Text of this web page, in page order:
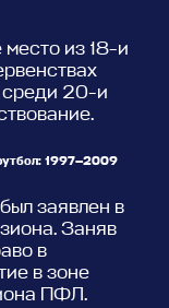
из 18-и
среди 20-и
1997—2009
заявлен в
Заняв
в
в зоне
ПФЛ.